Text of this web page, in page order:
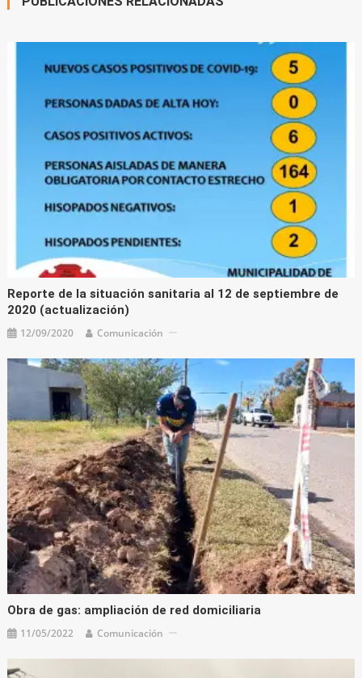
Reporte de la situación sanitaria al 12 de septiembre de
2020 (actualización)
12/09/2020 Comunicación
Obra de gas: ampliación de red domiciliaria
11/05/2022 Comunicación